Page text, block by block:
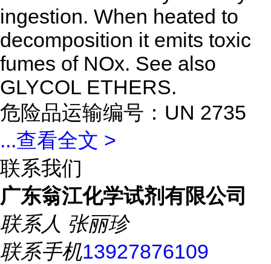
ingestion. When heated to
decomposition it emits toxic
fumes of NOx. See also
GLYCOL ETHERS.
危险品运输编号：UN 2735
...查看全文 >
联系我们
广东翁江化学试剂有限公司
联系人 张丽珍
联系手机13927876109